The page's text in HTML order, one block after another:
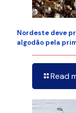
Nordeste deve
algodão pela
Read